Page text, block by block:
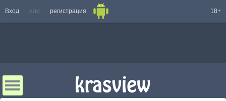
Вход или регистрация 18+